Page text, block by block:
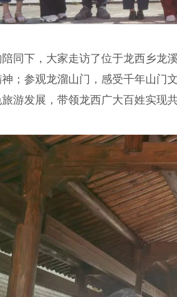
下，大家走访了位于龙西乡龙溪
；参观龙溜山门，感受千年山
游发展，带领龙西广大百姓实现